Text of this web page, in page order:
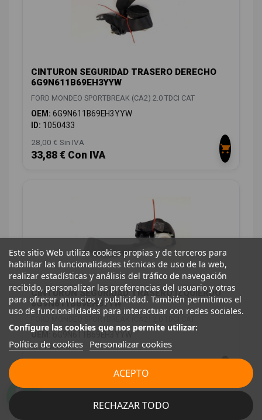
CINTURON SEGURIDAD TRASERO DERECHO
6G9N611B69EH3YYW
FORD MONDEO SPORTBREAK (CA2) 2.0 TDCI CAT
OEM: 6G9N611B69EH3YYW
ID: 1050433
28,00 € Sin IVA
33,88 € Con IVA
CINTURON SEGURIDAD TRASERO IZQUIERDO
6G9N611B69EH3YYW
FORD MONDEO SPORTBREAK (CA2) 2.0 TDCI CAT
OEM:
6G9N611B69EH3YYW
ID: 1050434
Este sitio Web utiliza cookies propias y de terceros para
habilitar las funcionalidades técnicas de uso de la web,
realizar estadísticas y análisis del tráfico de navegación
recibido, personalizar las preferencias del usuario y otras
para ofrecer anuncios y publicidad. También permitimos el
uso de funcionalidades para interactuar con redes sociales.
Configure las cookies que nos permite utilizar:
Política de cookies Personalizar cookies
RECHAZAR TODO
ACEPTO